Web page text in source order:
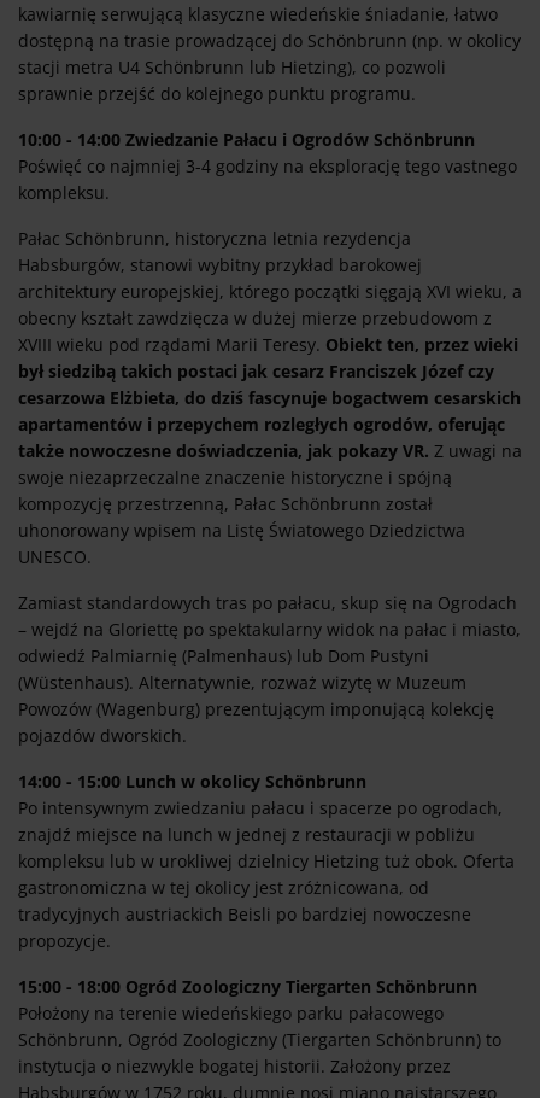
kawiarnię serwującą klasyczne wiedeńskie śniadanie, łatwo
dostępną na trasie prowadzącej do Schönbrunn (np. w okolicy
stacji metra U4 Schönbrunn lub Hietzing), co pozwoli
sprawnie przejść do kolejnego punktu programu.
10:00 - 14:00 Zwiedzanie Pałacu i Ogrodów Schönbrunn
Poświęć co najmniej 3-4 godziny na eksplorację tego vastnego
kompleksu.
Pałac Schönbrunn, historyczna letnia rezydencja
Habsburgów, stanowi wybitny przykład barokowej
architektury europejskiej, którego początki sięgają XVI wieku, a
obecny kształt zawdzięcza w dużej mierze przebudowom z
XVIII wieku pod rządami Marii Teresy. Obiekt ten, przez wieki
był siedzibą takich postaci jak cesarz Franciszek Józef czy
cesarzowa Elżbieta, do dziś fascynuje bogactwem cesarskich
apartamentów i przepychem rozległych ogrodów, oferując
także nowoczesne doświadczenia, jak pokazy VR. Z uwagi na
swoje niezaprzeczalne znaczenie historyczne i spójną
kompozycję przestrzenną, Pałac Schönbrunn został
uhonorowany wpisem na Listę Światowego Dziedzictwa
UNESCO.
Zamiast standardowych tras po pałacu, skup się na Ogrodach
– wejdź na Gloriettę po spektakularny widok na pałac i miasto,
odwiedź Palmiarnię (Palmenhaus) lub Dom Pustyni
(Wüstenhaus). Alternatywnie, rozważ wizytę w Muzeum
Powozów (Wagenburg) prezentującym imponującą kolekcję
pojazdów dworskich.
14:00 - 15:00 Lunch w okolicy Schönbrunn
Po intensywnym zwiedzaniu pałacu i spacerze po ogrodach,
znajdź miejsce na lunch w jednej z restauracji w pobliżu
kompleksu lub w urokliwej dzielnicy Hietzing tuż obok. Oferta
gastronomiczna w tej okolicy jest zróżnicowana, od
tradycyjnych austriackich Beisli po bardziej nowoczesne
propozycje.
15:00 - 18:00 Ogród Zoologiczny Tiergarten Schönbrunn
Położony na terenie wiedeńskiego parku pałacowego
Schönbrunn, Ogród Zoologiczny (Tiergarten Schönbrunn) to
instytucja o niezwykle bogatej historii. Założony przez
Habsburgów w 1752 roku, dumnie nosi miano najstarszego